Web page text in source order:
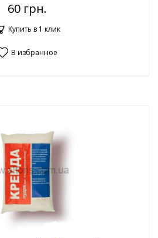
60грн.
Купить в 1 клик
В избранное